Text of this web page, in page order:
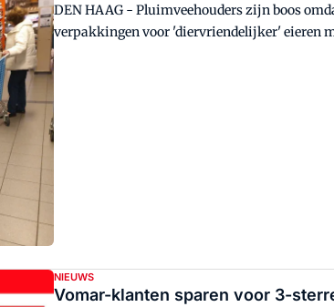
DEN HAAG - Pluimveehouders zijn boos
verpakkingen voor 'diervriendelijker' eieren
NIEUWS
Vomar-klanten sparen voor 3-